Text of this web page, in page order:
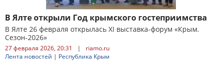
В Ялте открыли Год крымского гостеприимства
В Ялте 26 февраля открылась XI выставка-форум «Крым.
Сезон-2026»
27 февраля 2026, 20:31 |
riamo.ru
Лента новостей | Республика Крым